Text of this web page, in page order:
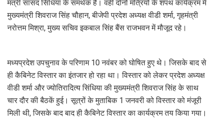
मंत्री सांसद सिंधिया के समर्थक हैं। वहीं दोनों मंत्रियों के शपथ कार्यक्रम में
मुख्यमंत्री शिवराज सिंह चौहान, बीजेपी प्रदेश अध्यक्ष वीडी शर्मा, गृहमंत्री
नरोत्तम मिश्रा, मुख्य सचिव इकबाल सिंह बैंस राजभवन में मौजूद रहे।
मध्यप्रदेश उपचुनाव के परिणाम 10 नवंबर को घोषित हुए थे। जिसके बाद से
ही कैबिनेट विस्तार का इंतजार हो रहा था। विस्तार को लेकर प्रदेश अध्यक्ष
वीडी शर्मा और ज्योतिरादित्य सिंधिया की मुख्यमंत्री शिवराज सिंह के साथ
चार दौर की बैठकें हुई। सूत्रों के मुताबिक 1 जनवरी को विस्तार को मंजूरी
मिली थी, जिसके बाद बाद ही कैबिनेट विस्तार का कार्यक्रम तय किया गया।